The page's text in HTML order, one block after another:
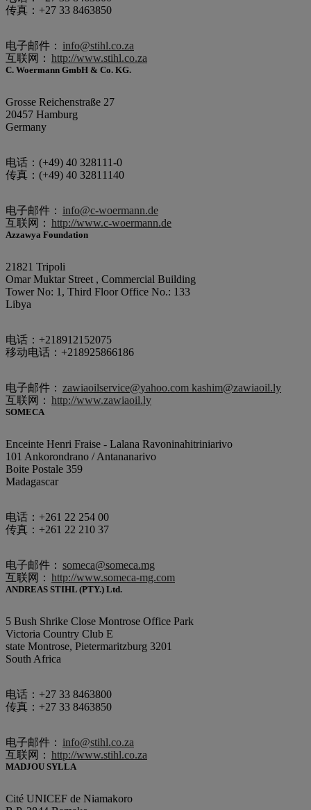
传真：+27 33 8463850
电子邮件： info@stihl.co.za
互联网： http://www.stihl.co.za
C. Woermann GmbH & Co. KG.
Grosse Reichenstraße 27
20457 Hamburg
Germany
电话：(+49) 40 328111-0
传真：(+49) 40 32811140
电子邮件： info@c-woermann.de
互联网： http://www.c-woermann.de
Azzawya Foundation
21821 Tripoli
Omar Muktar Street , Commercial Building
Tower No: 1, Third Floor Office No.: 133
Libya
电话：+218912152075
移动电话：+218925866186
电子邮件： zawiaoilservice@yahoo.com kashim@zawiaoil.ly
互联网： http://www.zawiaoil.ly
SOMECA
Enceinte Henri Fraise - Lalana Ravoninahitriniarivo
101 Ankorondrano / Antananarivo
Boite Postale 359
Madagascar
电话：+261 22 254 00
传真：+261 22 210 37
电子邮件： someca@someca.mg
互联网： http://www.someca-mg.com
ANDREAS STIHL (PTY.) Ltd.
5 Bush Shrike Close Montrose Office Park
Victoria Country Club E
state Montrose, Pietermaritzburg 3201
South Africa
电话：+27 33 8463800
传真：+27 33 8463850
电子邮件： info@stihl.co.za
互联网： http://www.stihl.co.za
MADJOU SYLLA
Cité UNICEF de Niamakoro